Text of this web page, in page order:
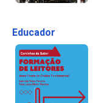
Educador